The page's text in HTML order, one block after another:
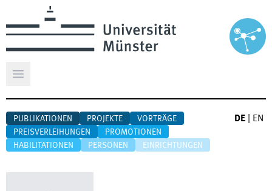
Hauptmenü öffnen
PUBLIKATIONEN PROJEKTE
VORTRÄGE
PREISVERLEIHUNGEN
PROMOTIONEN
HABILITATIONEN
PERSONEN EINRICHTUNGEN
DE EN